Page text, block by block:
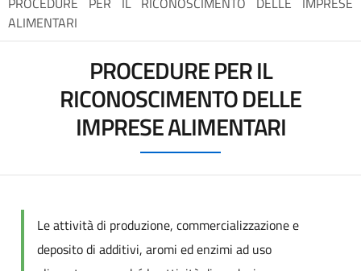
ALIMENTARI
PROCEDURE PER IL
RICONOSCIMENTO DELLE
IMPRESE ALIMENTARI
Le attività di produzione, commercializzazione e
deposito di additivi, aromi ed enzimi ad uso